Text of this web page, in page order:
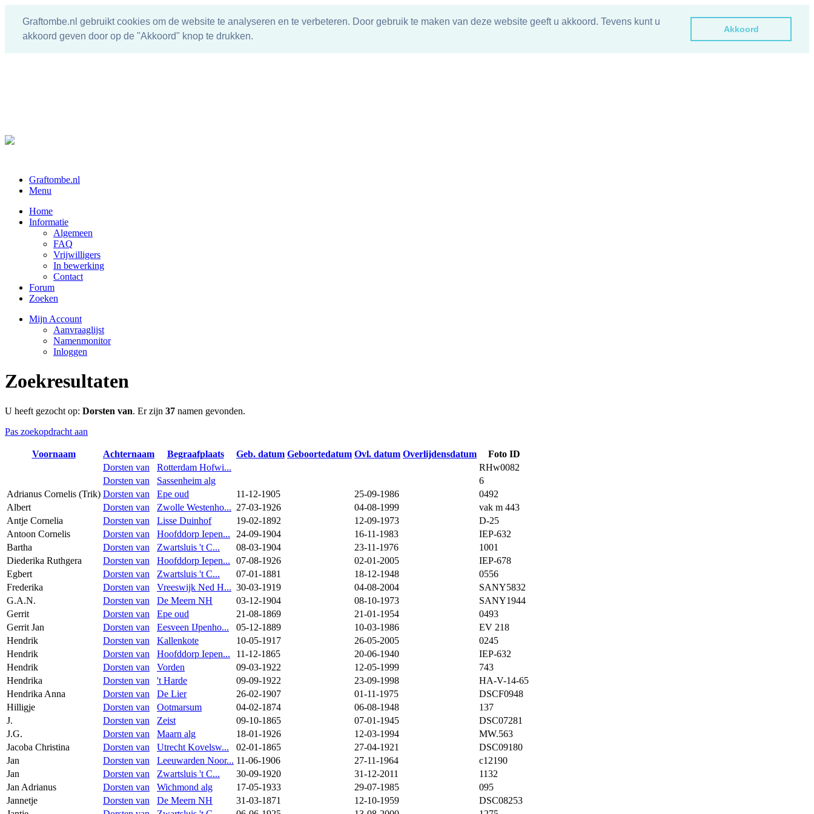
Graftombe.nl gebruikt cookies om de website te analyseren en te verbeteren. Door gebruik te maken van deze website geeft u akkoord. Tevens kunt u
akkoord geven door op de "Akkoord" knop te drukken.
Akkoord
Graftombe.nl
Menu
Home
Informatie
Algemeen
FAQ
Vrijwilligers
In bewerking
Contact
Forum
Zoeken
Mijn Account
Aanvraaglijst
Namenmonitor
Inloggen
Zoekresultaten
U heeft gezocht op: Dorsten van. Er zijn 37 namen gevonden.
Pas zoekopdracht aan
Voornaam Achternaam Begraafplaats Geb. datum Geboortedatum Ovl. datum Overlijdensdatum
Foto ID
Dorsten van
Rotterdam Hofwi...
RHw0082
Dorsten van
Sassenheim alg
6
Adrianus Cornelis (Trik) Dorsten van Epe oud 11-12-1905 25-09-1986
0492
Albert
Dorsten van Zwolle Westenho... 27-03-1926 04-08-1999
vak m 443
Antje Cornelia
Dorsten van Lisse Duinhof 19-02-1892 12-09-1973
D-25
Antoon Cornelis
Dorsten van Hoofddorp Iepen... 24-09-1904 16-11-1983
IEP-632
Bartha
Dorsten van Zwartsluis 't C... 08-03-1904 23-11-1976
1001
Diederika Ruthgera
Dorsten van Hoofddorp Iepen... 07-08-1926 02-01-2005
IEP-678
Egbert
Dorsten van Zwartsluis 't C... 07-01-1881 18-12-1948
0556
Frederika
Dorsten van Vreeswijk Ned H... 30-03-1919 04-08-2004
SANY5832
G.A.N.
Dorsten van De Meern NH 03-12-1904 08-10-1973
SANY1944
Gerrit
Dorsten van Epe oud 21-08-1869 21-01-1954
0493
Gerrit Jan
Dorsten van Eesveen IJpenho... 05-12-1889 10-03-1986
EV 218
Hendrik
Dorsten van Kallenkote 10-05-1917 26-05-2005
0245
Hendrik
Dorsten van Hoofddorp Iepen... 11-12-1865 20-06-1940
IEP-632
Hendrik
Dorsten van Vorden 09-03-1922 12-05-1999
743
Hendrika
Dorsten van 't Harde 09-09-1922 23-09-1998
HA-V-14-65
Hendrika Anna
Dorsten van De Lier 26-02-1907 01-11-1975
DSCF0948
Hilligje
Dorsten van Ootmarsum 04-02-1874 06-08-1948
137
J.
Dorsten van Zeist 09-10-1865 07-01-1945
DSC07281
J.G.
Dorsten van Maarn alg 18-01-1926 12-03-1994
MW.563
Jacoba Christina
Dorsten van Utrecht Kovelsw... 02-01-1865 27-04-1921
DSC09180
Jan
Dorsten van Leeuwarden Noor... 11-06-1906 27-11-1964
c12190
Jan
Dorsten van Zwartsluis 't C... 30-09-1920 31-12-2011
1132
Jan Adrianus
Dorsten van Wichmond alg 17-05-1933 29-07-1985
095
Jannetje
Dorsten van De Meern NH 31-03-1871 12-10-1959
DSC08253